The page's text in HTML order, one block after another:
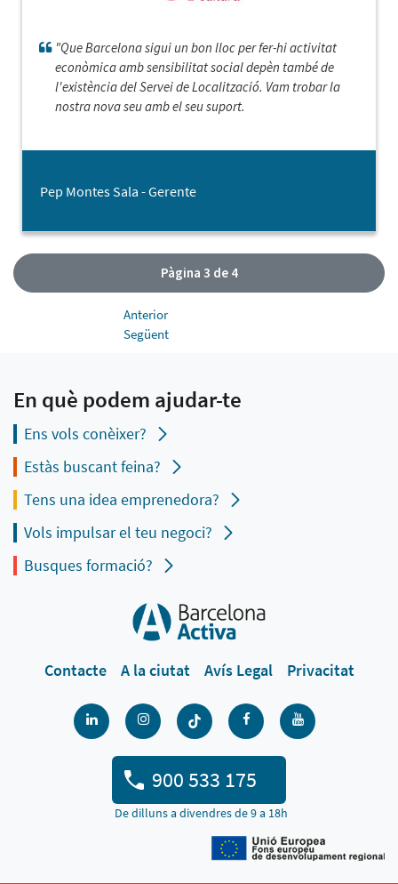
"Que Barcelona sigui un bon lloc per fer-hi activitat
econòmica amb sensibilitat social depèn també de
l'existència del Servei de Localització. Vam trobar la
nostra nova seu amb el seu suport.
Pep Montes Sala - Gerente
Pàgina 3 de 4
Anterior
Següent
En què podem ajudar-te
Ens vols conèixer?
Estàs buscant feina?
Tens una idea emprenedora?
Vols impulsar el teu negoci?
Busques formació?
Contacte A la ciutat Avís Legal Privacitat
900 533 175
De dilluns a divendres de 9 a 18h